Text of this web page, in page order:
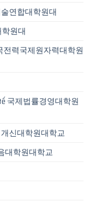
술연합대학원대
학원대
전력국제원자력대학원
tế 국제법률경영대학원
개신대학원대학교
대학원대학교